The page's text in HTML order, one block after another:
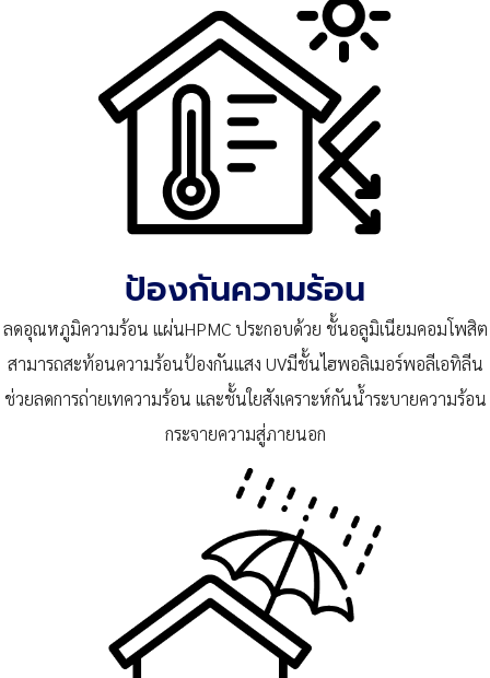
ป้องกันความร้อน
ลดอุณหภูมิความร้อน แผ่นHPMC ประกอบด้วย ชั้นอลูมิเนียมคอมโพสิต
สามารถสะท้อนความร้อนป้องกันแสง UVมีชั้นไฮพอลิเมอร์พอลีเอทิลีน
ช่วยลดการถ่ายเทความร้อน และชั้นใยสังเคราะห์กันน้ำระบายความร้อน
กระจายความสู่ภายนอก